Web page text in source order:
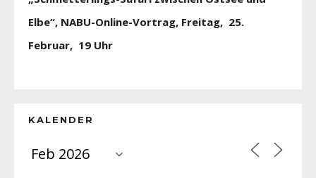
Elbe“, NABU-Online-Vortrag, Freitag, 25.
Februar, 19 Uhr
KALENDER